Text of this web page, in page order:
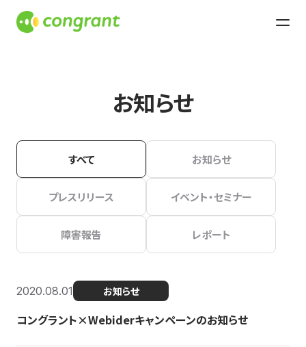
お知らせ
すべて お知らせ
プレスリリース イベント・セミナー
障害報告 レポート
2020.08.01 お知らせ
コングラント×Webiderキャンペーンのお知らせ